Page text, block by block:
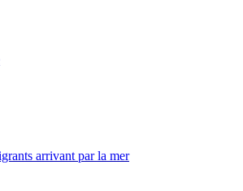
arrivant par la mer